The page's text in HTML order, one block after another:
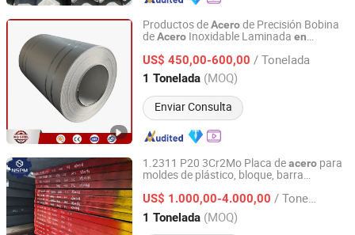
Productos deAcerode Precisión Bobina
deAcero Inoxidable Laminada en
303 304L 310S
US$ 450,00-600,00 / Tonelada
1 Tonelada (MOQ)
Enviar Consulta
Kunqian Steel (Jiangsu) Co., Ltd.
Jiangsu, China Desde 2026
1.2311 P20 3Cr2Mo Placa deacero para
moldes de plástico, bloque, barra
US$ 1.000,00-4.000,00 / Tonelada
1 Tonelada (MOQ)
Ningbo Ningshing Precision Machinery Group Co., Ltd.
Zhejiang, China Desde 2021